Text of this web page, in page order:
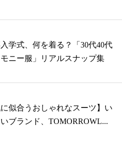
学式、何を着る？「30代40代
ニー服」リアルスナップ集
に似合うおしゃれなスーツ】い
ブランド、TOMORROWL...